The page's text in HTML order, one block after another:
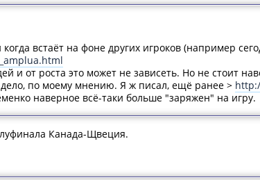
встаёт на фоне других игроков (например
и от роста это может не зависеть. Но не стоит
по моему мнению. Я ж писал, ещё ранее >
наверное всё-таки больше "заряжен" на игру.
Канада-Щвеция.